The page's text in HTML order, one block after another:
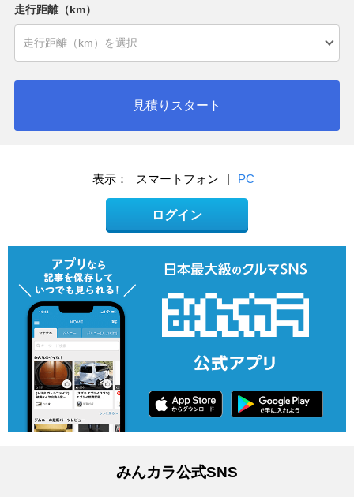
走行距離（km）
見積りスタート
表示： スマートフォン | PC
ログイン
みんカラ公式SNS